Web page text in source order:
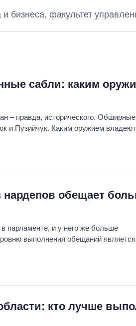
бизнеса, факультет
сабли: каким
– правда, исторического. Обширные
и Пузийчук. Каким оружием владеют
нардепов обещает
парламенте, и у него же больше
выполнения обещаний является
кто лучше